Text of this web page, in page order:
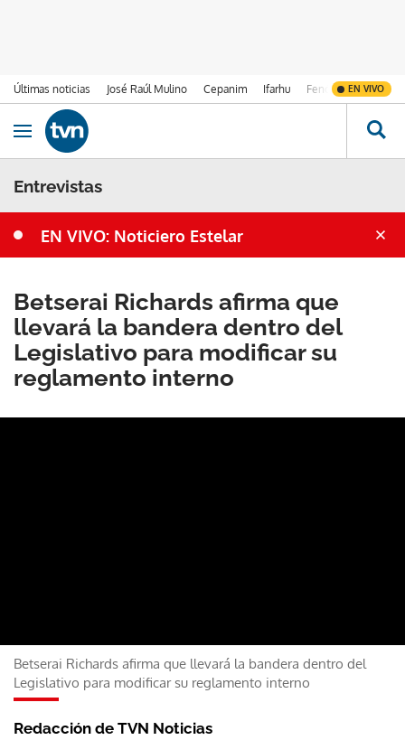
Últimas noticias José Raúl Mulino Cepanim Ifarhu Fenómeno de El
EN VIVO
Ir al contenido
Obrir navegació
Entrevistas
EN VIVO: Noticiero Estelar
Betserai Richards afirma que
llevará la bandera dentro del
Legislativo para modificar su
reglamento interno
Betserai Richards afirma que llevará la bandera dentro del
Legislativo para modificar su reglamento interno
Redacción de TVN Noticias